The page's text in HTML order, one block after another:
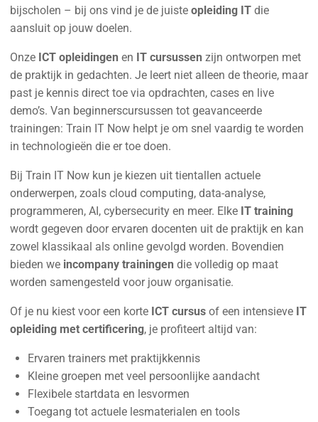
bijscholen – bij ons vind je de juiste opleiding IT die
aansluit op jouw doelen.
Onze ICT opleidingen en IT cursussen zijn ontworpen met
de praktijk in gedachten. Je leert niet alleen de theorie, maar
past je kennis direct toe via opdrachten, cases en live
demo’s. Van beginnerscursussen tot geavanceerde
trainingen: Train IT Now helpt je om snel vaardig te worden
in technologieën die er toe doen.
Bij Train IT Now kun je kiezen uit tientallen actuele
onderwerpen, zoals cloud computing, data-analyse,
programmeren, AI, cybersecurity en meer. Elke IT training
wordt gegeven door ervaren docenten uit de praktijk en kan
zowel klassikaal als online gevolgd worden. Bovendien
bieden we incompany trainingen die volledig op maat
worden samengesteld voor jouw organisatie.
Of je nu kiest voor een korte ICT cursus of een intensieve IT
opleiding met certificering, je profiteert altijd van:
Ervaren trainers met praktijkkennis
Kleine groepen met veel persoonlijke aandacht
Flexibele startdata en lesvormen
Toegang tot actuele lesmaterialen en tools